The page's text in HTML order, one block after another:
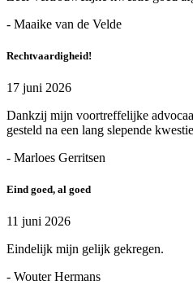
- Maaike van de Velde
Rechtvaardigheid!
17 juni 2026
Dankzij mijn voortreffelijke
gesteld na een lang slepende
- Marloes Gerritsen
Eind goed, al goed
11 juni 2026
Eindelijk mijn gelijk gekregen.
- Wouter Hermans